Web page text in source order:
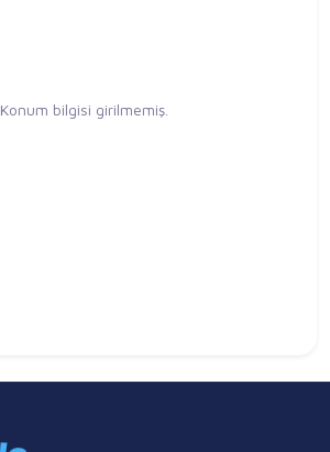
Konum bilgisi girilmemiş.